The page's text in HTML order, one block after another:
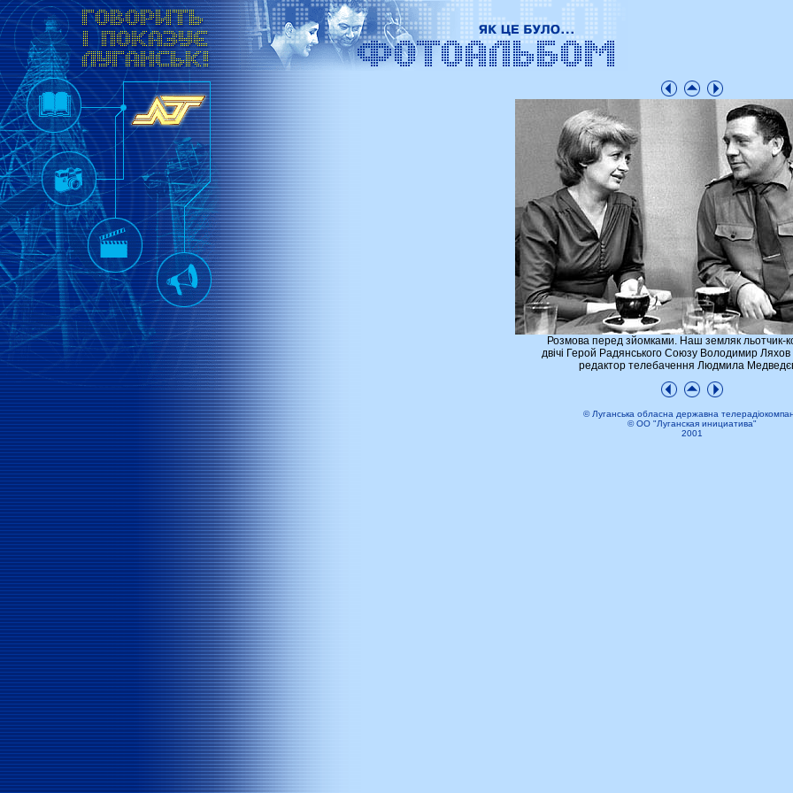
Розмова перед зйомками. Наш земляк льотчик-
двічі Герой Радянського Союзу Володимир Ляхов
редактор телебачення Людмила
© Луганська обласна державна
© ОО "Луганская инициатива"
2001